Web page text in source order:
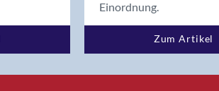
Einordnung.
Zum Artikel